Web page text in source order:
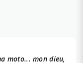
moto... mon dieu,